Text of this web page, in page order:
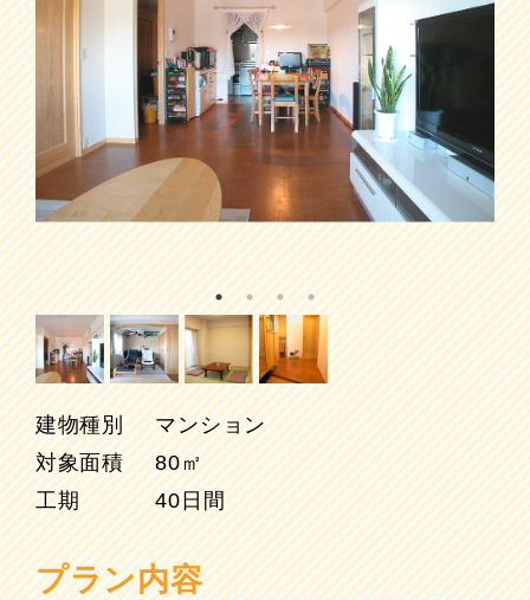
建物種別
マンション
対象面積
80㎡
工期
40日間
プラン内容